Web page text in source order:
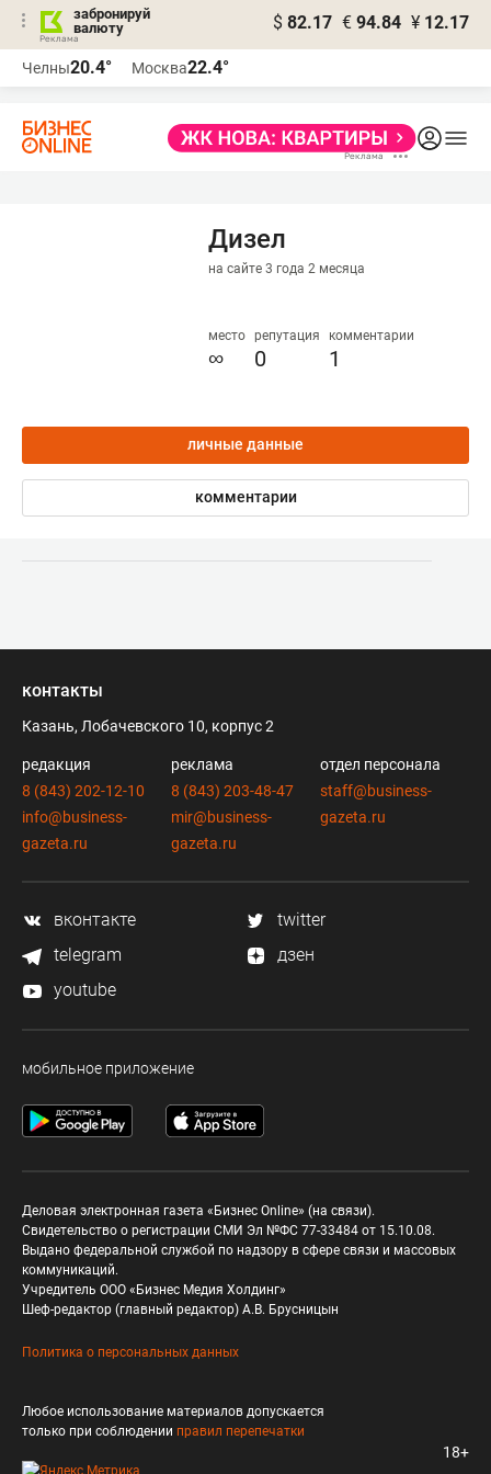
забронируй
валюту
$ 82.17 € 94.84 ¥ 12.17
Челны20.4° Москва22.4°
Дизел
на сайте 3 года 2 месяца
место
∞
репутация
0
комментарии
1
личные данные
комментарии
контакты
Казань, Лобачевского 10, корпус 2
редакция
8 (843) 202-12-10
info@business-
gazeta.ru
реклама
8 (843) 203-48-47
mir@business-
gazeta.ru
отдел персонала
staff@business-
gazeta.ru
вконтакте
twitter
telegram
дзен
youtube
мобильное приложение
Деловая электронная газета «Бизнес Online» (на связи).
Свидетельство о регистрации СМИ Эл №ФС 77-33484 от 15.10.08.
Выдано федеральной службой по надзору в сфере связи и массовых
коммуникаций.
Учредитель ООО «Бизнес Медия Холдинг»
Шеф-редактор (главный редактор) А.В. Брусницын
Политика о персональных данных
Любое использование материалов допускается
только при соблюдении правил перепечатки
18+